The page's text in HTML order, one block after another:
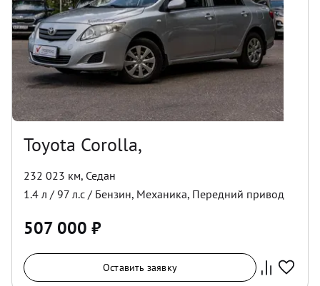
Toyota Corolla,
232 023 км, Седан
1.4 л / 97 л.с / Бензин, Механика, Передний привод
507 000 ₽
Оставить заявку